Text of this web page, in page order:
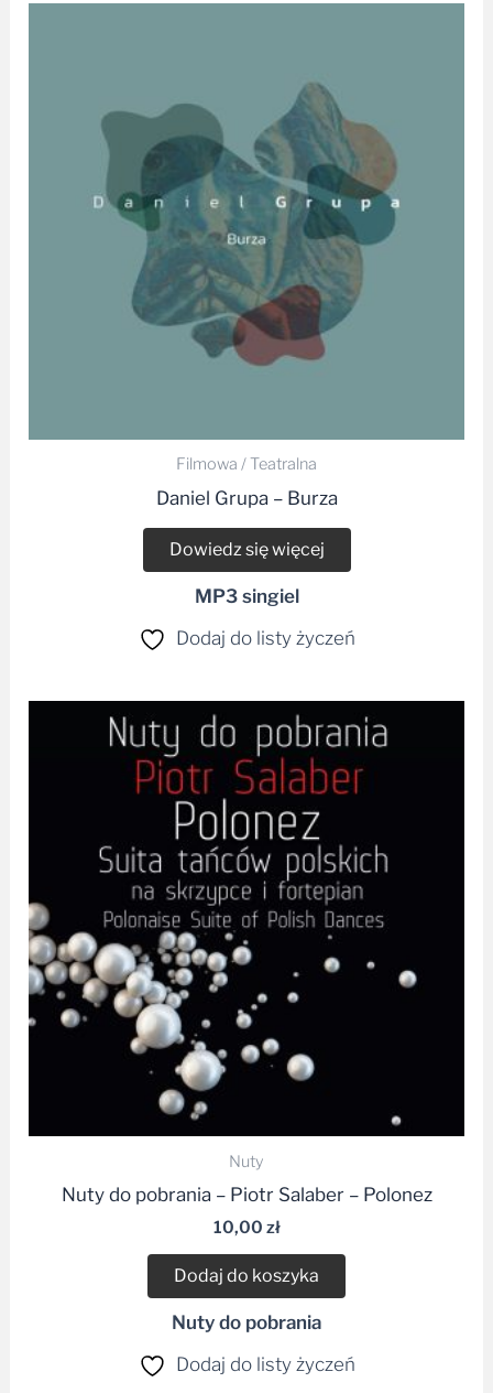
Daniel Grupa – Burza
Dowiedz się więcej
MP3 singiel
Dodaj do listy życzeń
Nuty do pobrania – Piotr Salaber – Polonez
10,00zł
Dodaj do koszyka
Nuty do pobrania
Dodaj do listy życzeń